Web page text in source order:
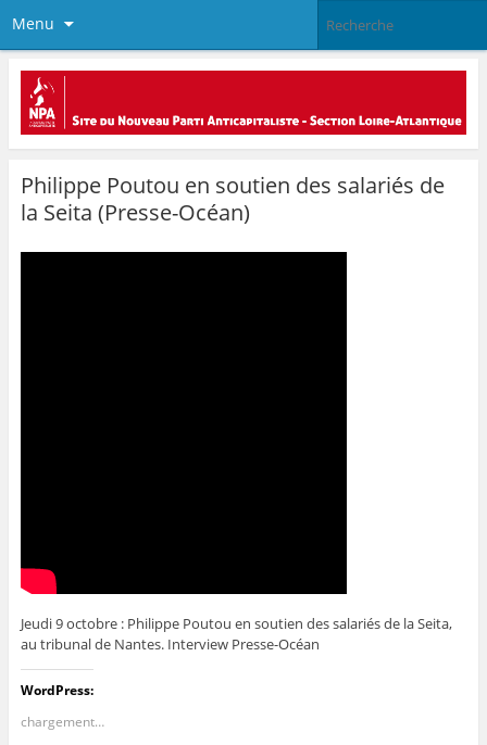
Menu
Philippe Poutou en soutien des salariés de
la Seita (Presse-Océan)
Jeudi 9 octobre : Philippe Poutou en soutien des salariés de la Seita,
au tribunal de Nantes. Interview Presse-Océan
WordPress:
chargement…